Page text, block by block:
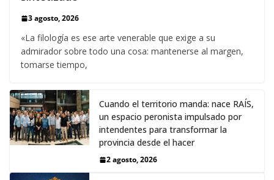
3 agosto, 2026
«La filología es ese arte venerable que exige a su
admirador sobre todo una cosa: mantenerse al margen,
tomarse tiempo,
Cuando el territorio manda: nace RAÍS,
un espacio peronista impulsado por
intendentes para transformar la
provincia desde el hacer
2 agosto, 2026